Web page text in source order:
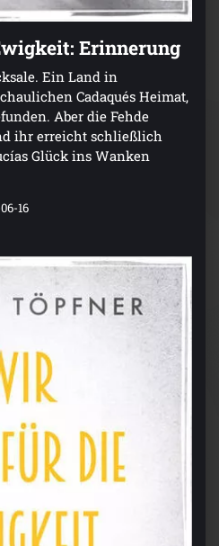
Erinnerung
Ein Land in
Cadaqués Heimat,
Aber die Fehde
ihr erreicht schließlich
Glück ins Wanken
16